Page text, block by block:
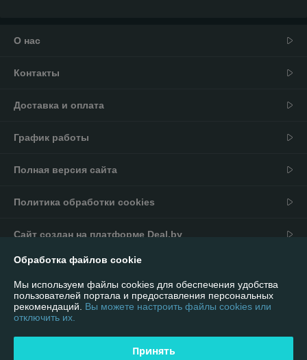
О нас
Контакты
Доставка и оплата
График работы
Полная версия сайта
Политика обработки cookies
Сайт создан на платформе Deal.by
Юридическое лицо:ИП Андриевский Павел Николаевич
г. Минск, ул. Мельникайте 16/92
Обработка файлов cookie
Мы используем файлы cookies для обеспечения удобства
пользователей портала и предоставления персональных
рекомендаций. Вы можете настроить файлы cookies или
отключить их.
Принять